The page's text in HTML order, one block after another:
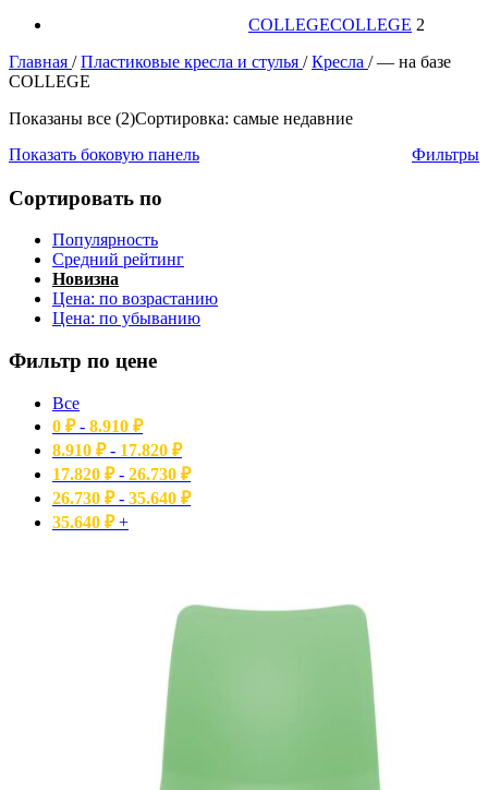
COLLEGECOLLEGE 2
Главная / Пластиковые кресла и стулья / Кресла / — на базе
COLLEGE
Показаны все (2)Сортировка: самые недавние
Показать боковую панель
Фильтры
Сортировать по
Популярность
Средний рейтинг
Новизна
Цена: по возрастанию
Цена: по убыванию
Фильтр по цене
Все
0 ₽- 8.910 ₽
8.910 ₽- 17.820 ₽
17.820 ₽- 26.730 ₽
26.730 ₽- 35.640 ₽
35.640 ₽+